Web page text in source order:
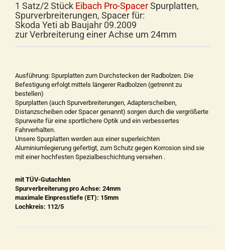
1 Satz/2 Stück Eibach Pro-SpacerSpurplatten,
Spurverbreiterungen, Spacer für:
Skoda Yeti ab Baujahr 09.2009
zur Verbreiterung einer Achse um 24mm
Ausführung: Spurplatten zum Durchstecken der Radbolzen. Die
Befestigung erfolgt mittels längerer Radbolzen (getrennt zu
bestellen)
Spurplatten (auch Spurverbreiterungen, Adapterscheiben,
Distanzscheiben oder Spacer genannt) sorgen durch die vergrößerte
Spurweite für eine sportlichere Optik und ein verbessertes
Fahrverhalten.
Unsere Spurplatten werden aus einer superleichten
Aluminiumlegierung gefertigt, zum Schutz gegen Korrosion sind sie
mit einer hochfesten Spezialbeschichtung versehen .
mit TÜV-Gutachten
Spurverbreiterung pro Achse: 24mm
maximale Einpresstiefe (ET): 15mm
Lochkreis: 112/5